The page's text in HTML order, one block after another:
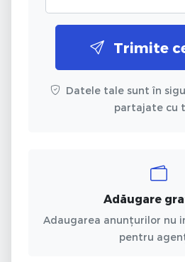
Trimite
Datele tale sunt în
partajate cu
Adăugare
Adaugarea anunțurilor nu
pentru